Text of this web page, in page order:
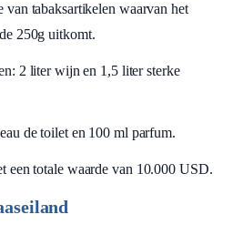
van tabaksartikelen waarvan het
250g uitkomt.
2 liter wijn en 1,5 liter sterke
de toilet en 100 ml parfum.
een totale waarde van 10.000 USD.